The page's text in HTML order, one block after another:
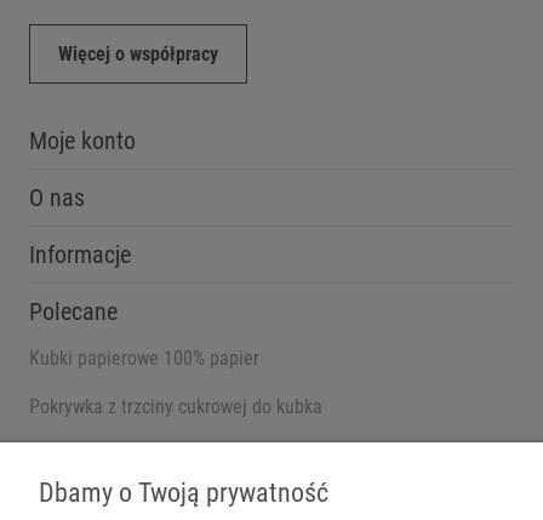
Więcej o współpracy
Moje konto
O nas
Informacje
Polecane
Kubki papierowe 100% papier
Pokrywka z trzciny cukrowej do kubka
Dbamy o Twoją prywatność